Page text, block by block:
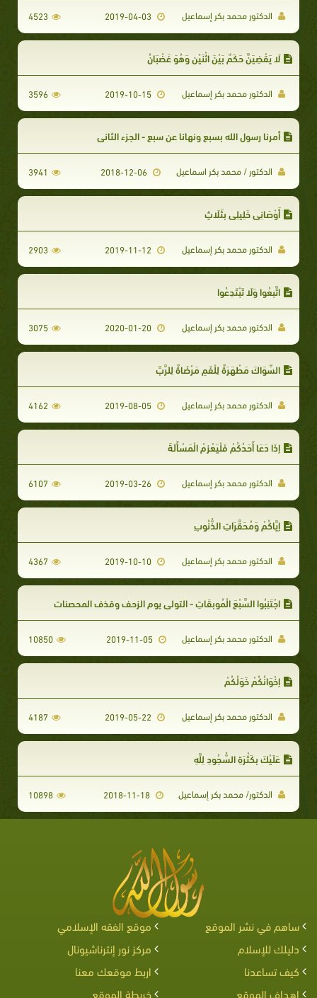
الدكتور محمد بكر إسماعيل 4523
لَا يَقْضِيَنَّ حَكَمٌ بَيْنَ اثْنَيْنِ وَهُوَ غَضْبَانُ
الدكتور محمد بكر إسماعيل 3596
أمرنا رسول الله بسبع ونهانا عن سبع - الجزء الثاني
الدكتور / محمد بكر اسماعيل 3941
أَوْصَانِي خَلِيلِي بِثَلَاثٍ
الدكتور محمد بكر إسماعيل 2903
​اتَّبِعُوا وَلَا تَبْتَدِعُوا
الدكتور محمد بكر إسماعيل 3075
السِّوَاكَ مَطْهَرَةٌ لِلْفَمِ مَرْضَاةٌ لِلرَّبِّ
الدكتور محمد بكر إسماعيل 4162
إِذَا دَعَا أَحَدُكُمْ فَلْيَعْزِمْ الْمَسْأَلَةَ
الدكتور محمد بكر إسماعيل 6107
إِيَّاكُمْ وَمُحَقَّرَاتِ الذُّنُوبِ
الدكتور محمد بكر إسماعيل 4367
اجْتَنِبُوا السَّبْعَ الْمُوبِقَاتِ - التولي يوم الزحف وقذف المحصنات
الدكتور محمد بكر إسماعيل 2019-11-05
10850
إِخْوَانُكُمْ خَوَلُكُمْ
الدكتور محمد بكر إسماعيل 4187
عَلَيْكَ بِكَثْرَةِ السُّجُودِ لِلَّهِ
الدكتور/ محمد بكر إسماعيل 10898
ساهم في نشر الموقع
موقع الفقه الإسلامي
دليلك للإسلام
مركز نور إنترناشيونال
كيف تساعدنا
اربط موقعك معنا
اهداف الموقع
خريطة الموقع